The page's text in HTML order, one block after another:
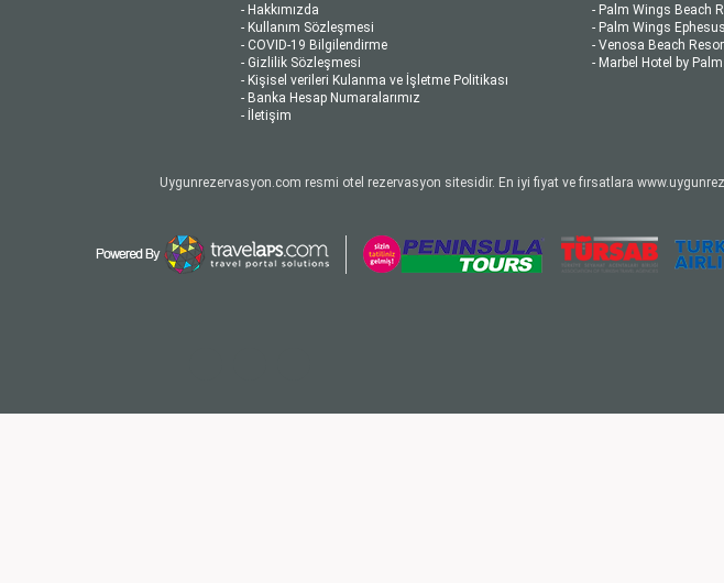
- Hakkımızda
- Kullanım Sözleşmesi
- COVID-19 Bilgilendirme
- Gizlilik Sözleşmesi
- Kişisel verileri Kulanma ve İşletme Politikası
- Banka Hesap Numaralarımız
- İletişim
- Palm Wings Beach
- Palm Wings
- Venosa Beach
- Marbel Hotel by
Uygunrezervasyon.com resmi otel rezervasyon sitesidir. En iyi fiyat ve fırsatlara